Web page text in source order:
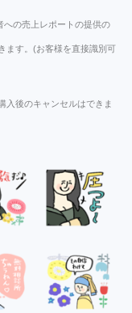
への売上レポートの提供の
ます。(お客様を直接識別可
入後のキャンセルはできま